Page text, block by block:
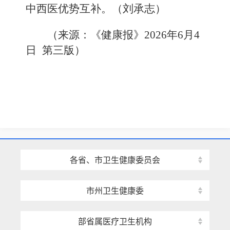
中西医优势互补。（刘承志）
（来源：《健康报》2026年6月4
日 第三版 ）
各省、市卫生健康委员会
市州卫生健康委
部省属医疗卫生机构